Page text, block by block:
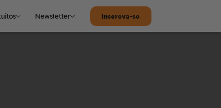
Newsletter Inscreva-se